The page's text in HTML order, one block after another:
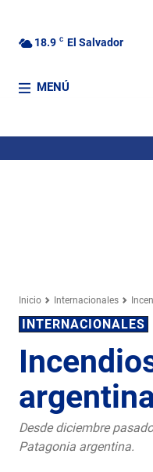
18.9 C El Salvador
MENÚ
Inicio Internacionales
INTERNACIONALES
Desde diciembre
Patagonia argentina.